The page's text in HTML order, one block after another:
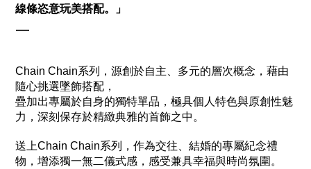
線條恣意玩美搭配。」
—
Chain Chain系列，源創於自主、多元的層次概念，藉由
隨心挑選墜飾搭配，
疊加出專屬於自身的獨特單品，極具個人特色與原創性魅
力，深刻保存於精緻典雅的首飾之中。
送上Chain Chain系列，作為交往、結婚的專屬紀念禮
物，增添獨一無二儀式感，感受兼具幸福與時尚氛圍。